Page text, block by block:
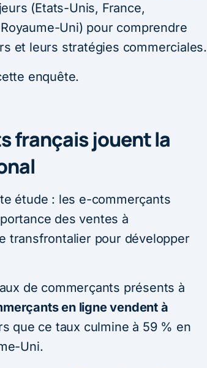
(Etats-Unis, France,
Uni) pour comprendre
et leurs stratégies commerciales.
enquête.
français jouent la
étude : les e-commerçants
des ventes à
transfrontalier pour développer
de commerçants présents à
en ligne vendent à
que ce taux culmine à 59 % en
Uni.